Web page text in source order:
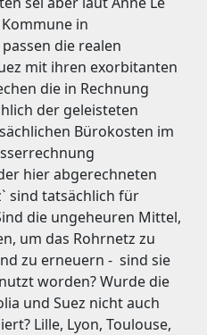
in
die realen
mit ihren exorbitanten
die in Rechnung
der geleisteten
Bürokosten im
hier abgerechneten
sind tatsächlich für
die ungeheuren Mittel,
um das Rohrnetz zu
zu erneuern - sind sie
worden? Wurde die
und Suez nicht auch
Lille, Lyon, Toulouse,